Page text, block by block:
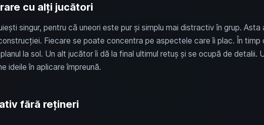
cu alți jucători
singur, pentru că uneori este pur și simplu mai distractiv în grup. Asta
Fiecare se poate concentra pe aspectele care îi plac. În timp
la sol. Un alt jucător îi dă la final ultimul retuș și se ocupă de detalii.
ideile în aplicare împreună.
fără rețineri